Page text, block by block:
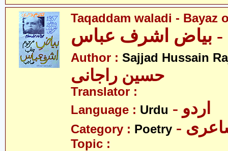
Taqaddam waladi - Bayaz
- بیاض اشرف عباس
Author : Sajjad Hussain
حسین راجانی
Translator :
Language : Urdu - اردو
Category : Poetry
Topic :